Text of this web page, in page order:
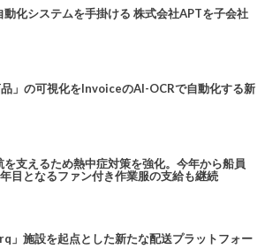
化システムを手掛ける 株式会社APTを子会社
」の可視化をInvoiceのAI-OCRで自動化する新
支えるため熱中症対策を強化。今年から船員
目となるファン付き作業服の支給も継続
」施設を起点とした新たな配送プラットフォー